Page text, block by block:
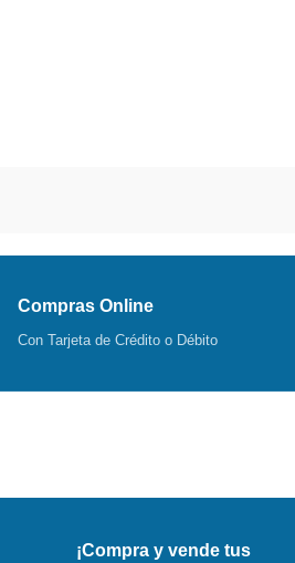
Compras Online
Con Tarjeta de Crédito o Débito
¡Compra y vende tus